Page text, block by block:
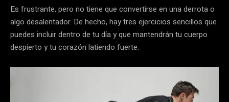
Es frustrante, pero no tiene que convertirse en una derrota o
algo desalentador. De hecho, hay tres ejercicios sencillos que
puedes incluir dentro de tu día y que mantendrán tu cuerpo
despierto y tu corazón latiendo fuerte.